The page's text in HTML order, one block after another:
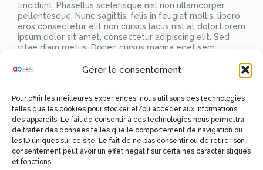
Gérer le consentement
Pour offrir les meilleures expériences, nous utilisons des technologies
telles que les cookies pour stocker et/ou accéder aux informations
des appareils. Le fait de consentir à ces technologies nous permettra
de traiter des données telles que le comportement de navigation ou
les ID uniques sur ce site. Le fait de ne pas consentir ou de retirer son
consentement peut avoir un effet négatif sur certaines caractéristiques
et fonctions.
tincidunt. Phasellus scelerisque nisl non ullamcorper
pellentesque. Nunc sagittis, felis in feugiat mollis, libero
eros consectetur elit non cursus lacus nisl at dolor.Lorem
ipsum dolor sit amet, consectetur adipiscing elit. Sed
vitae diam metus. Donec cursus magna eget sem
tincidunt. Phasellus scelerisque nisl non ullamcorper
pellentesque. Nunc sagittis, felis in feugiat mollis, libero
Lorem ipsum dolor sit amet, consectetur adipiscing elit.
Sed vitae diam metus. Donec cursus magna eget sem
convallis facilisis. Vestibulum dictum nibh at ullamcorper
tincidunt. Phasellus scelerisque nisl non ullamcorper
pellentesque. Nunc sagittis, felis in feugiat mollis, libero
eros consectetur elit non cursus lacus nisl at dolor.